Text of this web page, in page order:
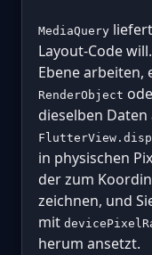
MediaQuery
Layout-Code
Ebene arbeiten,
RenderObject
dieselben
in physischen
der zum
zeichnen, und
mit
herum ansetzt.